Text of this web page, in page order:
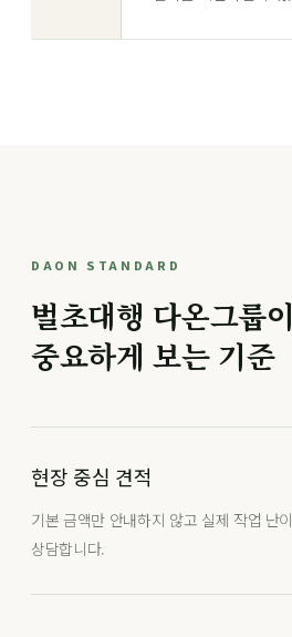
DAON STANDARD
벌초대행 다온그룹이
중요하게 보는 기준
현장 중심 견적
기본 금액만 안내하지 않고 실제 작업 난
상담합니다.